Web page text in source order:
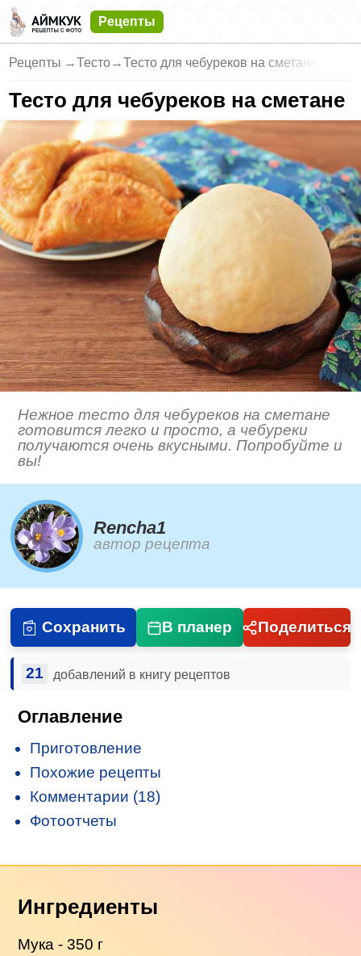
Рецепты
Рецепты →Тесто→Тесто для чебуреков на сметане
Тесто для чебуреков на сметане
Нежное тесто для чебуреков на сметане
готовится легко и просто, а чебуреки
получаются очень вкусными. Попробуйте и
вы!
Rencha1
автор рецепта
Сохранить В планер Поделиться
21 добавлений в книгу рецептов
Оглавление
Приготовление
Похожие рецепты
Комментарии (18)
Фотоотчеты
Ингредиенты
Мука - 350 г